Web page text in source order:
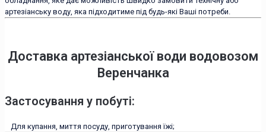
артезіанську воду, яка підходитиме під будь-які Ваші потреби.
Доставка артезіанської води водовозом
Веренчанка
Застосування у побуті:
Для купання, миття посуду, приготування їжі;